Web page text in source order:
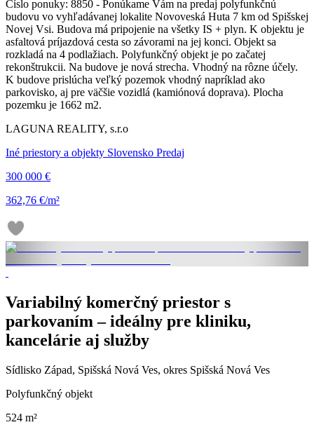
Číslo ponuky: 8850 - Ponúkame Vám na predaj polyfunkčnú
budovu vo vyhľadávanej lokalite Novoveská Huta 7 km od Spišskej
Novej Vsi. Budova má pripojenie na všetky IS + plyn. K objektu je
asfaltová príjazdová cesta so závorami na jej konci. Objekt sa
rozkladá na 4 podlažiach. Polyfunkčný objekt je po začatej
rekonštrukcii. Na budove je nová strecha. Vhodný na rôzne účely.
K budove prislúcha veľký pozemok vhodný napríklad ako
parkovisko, aj pre väčšie vozidlá (kamiónová doprava). Plocha
pozemku je 1662 m2.
LAGUNA REALITY, s.r.o
Iné priestory a objekty Slovensko Predaj
300 000 €
362,76 €/m²
Variabilný komerčný priestor s
parkovaním – ideálny pre kliniku,
kancelárie aj služby
Sídlisko Západ, Spišská Nová Ves, okres Spišská Nová Ves
Polyfunkčný objekt
524 m²